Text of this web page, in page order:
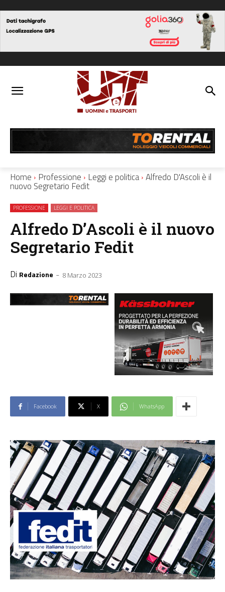
Home Professione Leggi e politica Alfredo D'Ascoli è il
nuovo Segretario Fedit
PROFESSIONE LEGGI E POLITICA
Alfredo D’Ascoli è il nuovo
Segretario Fedit
Di Redazione - 8 Marzo 2023
Facebook X WhatsApp